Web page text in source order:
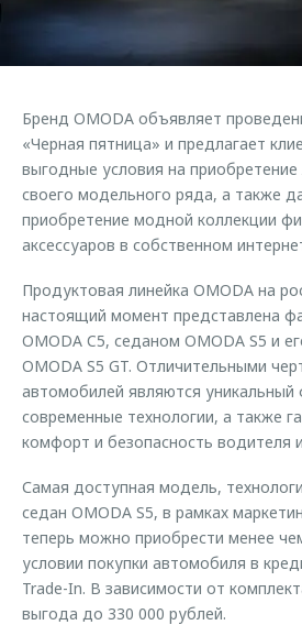
Страхование
Кредитный калькулятор
Одежда и сувениры
Оригинальные аксессуары
Запчасти
Трейд-ин
Калькулятор трейд-ин
Клиентская поддержка
O&J Автоклуб
Приложение O&J
Аксессуары
Одежда и сувениры
Оригинальные аксессуары
Запчасти
Бренд OMODA объявляет
«Черная пятница» и предлагает
выгодные условия на
своего модельного ряда, а также
приобретение модной коллекции
аксессуаров в собственном
Продуктовая линейка OMODA на
настоящий момент представлена
OMODA C5, седаном OMODA S5 и
OMODA S5 GT. Отличительными
автомобилей являются
современные технологии, а также
комфорт и безопасность водителя
Самая доступная модель,
седан OMODA S5, в рамках
теперь можно приобрести менее
условии покупки автомобиля в
Trade-In. В зависимости от
выгода до 330 000 рублей.